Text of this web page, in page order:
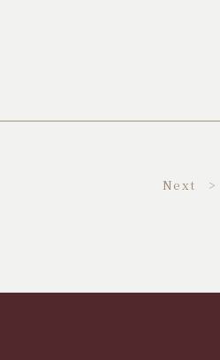
Next >